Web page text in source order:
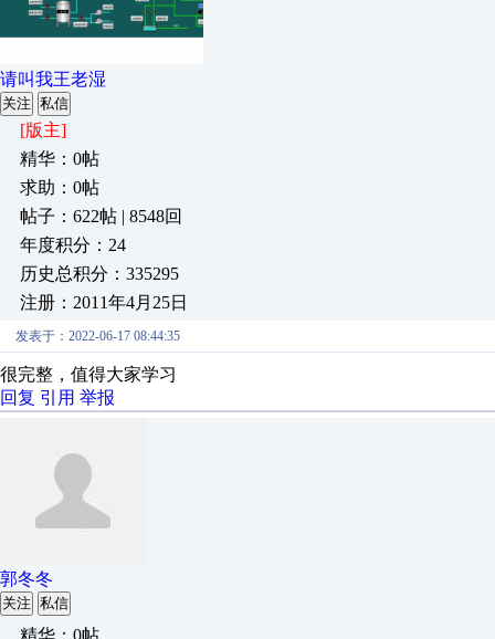
请叫我王老湿
关注 私信
[版主]
精华：0帖
求助：0帖
帖子：622帖 | 8548回
年度积分：24
历史总积分：335295
注册：2011年4月25日
发表于：2022-06-17 08:44:35
很完整，值得大家学习
回复 引用 举报
郭冬冬
关注 私信
精华：0帖